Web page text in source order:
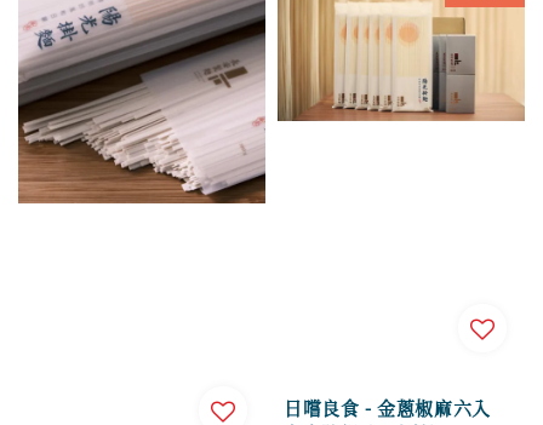
日嚐良食 - 金蔥椒麻六入